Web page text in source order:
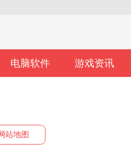
电脑软件 游戏资讯
站地图